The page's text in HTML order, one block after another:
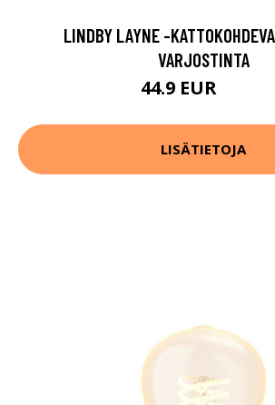
LINDBY LAYNE -
VARJOSTINTA
44.9 EUR
LISÄTIETOJA